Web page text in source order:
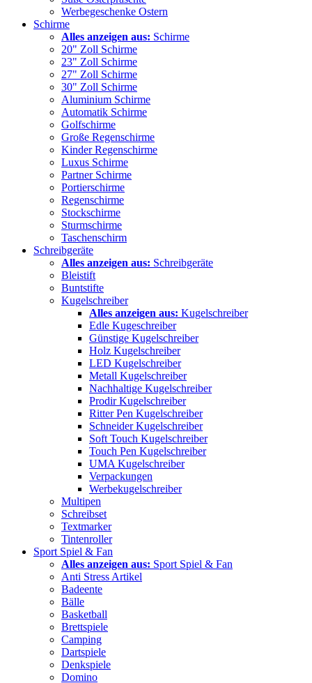
Werbegeschenke Ostern
Schirme
Alles anzeigen aus: Schirme
20" Zoll Schirme
23" Zoll Schirme
27" Zoll Schirme
30" Zoll Schirme
Aluminium Schirme
Automatik Schirme
Golfschirme
Große Regenschirme
Kinder Regenschirme
Luxus Schirme
Partner Schirme
Portierschirme
Regenschirme
Stockschirme
Sturmschirme
Taschenschirm
Schreibgeräte
Alles anzeigen aus: Schreibgeräte
Bleistift
Buntstifte
Kugelschreiber
Alles anzeigen aus: Kugelschreiber
Edle Kugeschreiber
Günstige Kugelschreiber
Holz Kugelschreiber
LED Kugelschreiber
Metall Kugelschreiber
Nachhaltige Kugelschreiber
Prodir Kugelschreiber
Ritter Pen Kugelschreiber
Schneider Kugelschreiber
Soft Touch Kugelschreiber
Touch Pen Kugelschreiber
UMA Kugelschreiber
Verpackungen
Werbekugelschreiber
Multipen
Schreibset
Textmarker
Tintenroller
Sport Spiel & Fan
Alles anzeigen aus: Sport Spiel & Fan
Anti Stress Artikel
Badeente
Bälle
Basketball
Brettspiele
Camping
Dartspiele
Denkspiele
Domino